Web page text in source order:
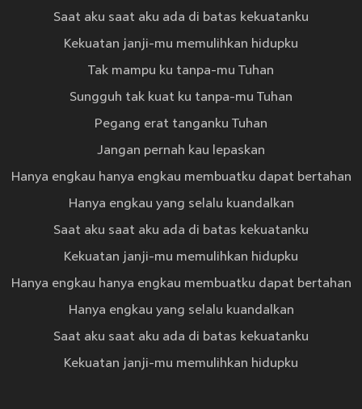
Saat aku saat aku ada di batas kekuatanku
Kekuatan janji-mu memulihkan hidupku
Tak mampu ku tanpa-mu Tuhan
Sungguh tak kuat ku tanpa-mu Tuhan
Pegang erat tanganku Tuhan
Jangan pernah kau lepaskan
Hanya engkau hanya engkau membuatku dapat bertahan
Hanya engkau yang selalu kuandalkan
Saat aku saat aku ada di batas kekuatanku
Kekuatan janji-mu memulihkan hidupku
Hanya engkau hanya engkau membuatku dapat bertahan
Hanya engkau yang selalu kuandalkan
Saat aku saat aku ada di batas kekuatanku
Kekuatan janji-mu memulihkan hidupku